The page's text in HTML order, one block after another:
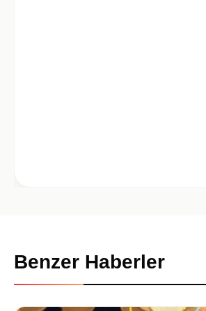
Benzer Haberler